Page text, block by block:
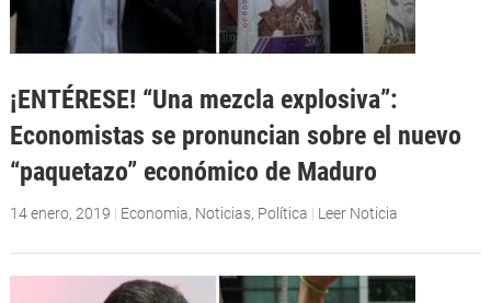
¡ENTÉRESE! “Una mezcla explosiva”:
Economistas se pronuncian sobre el nuevo
“paquetazo” económico de Maduro
14 enero, 2019 | Economia, Noticias, Política | Leer Noticia